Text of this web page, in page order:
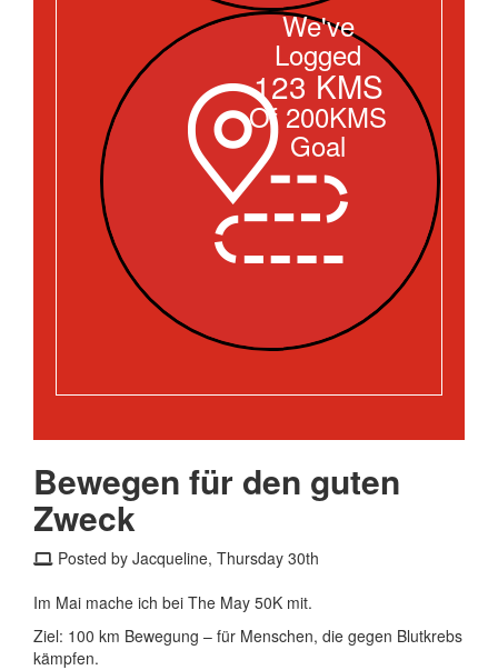
We've
Logged
123 KMS
Of 200KMS
Goal
Bewegen für den guten
Zweck
Posted by Jacqueline, Thursday 30th
Im Mai mache ich bei The May 50K mit.
Ziel: 100 km Bewegung – für Menschen, die gegen Blutkrebs
kämpfen.